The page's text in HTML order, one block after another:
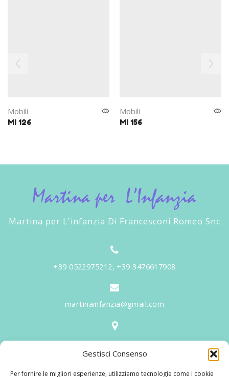
Gestisci Consenso
Per fornire le migliori esperienze, utilizziamo tecnologie come i cookie
Mobili
MI 126
Mobili
MI 156
Martina per L'infanzia Di Francesconi Romeo Snc
+39 0522975212, +39 3476617908
martinainfanzia@gmail.com
V.le Tiziano, 20 - 42046 Reggiolo